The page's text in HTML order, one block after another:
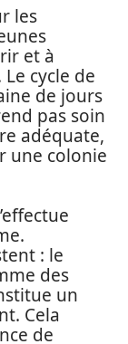
les
et à
cycle de
de jours
pas soin
adéquate,
une colonie
: le
des
un
Cela
de